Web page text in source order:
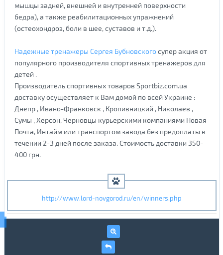
мышцы задней, внешней и внутренней поверхности
бедра), а также реабилитационных упражнений
(остеохондроз, боли в шее, суставов и т.д.).
Надежные тренажеры Сергея Бубновскогосупер акция от
популярного производителя спортивных тренажеров для
детей .
Производитель спортивных товаров Sportbiz.com.ua
доставку осуществляет к Вам домой по всей Украине :
Днепр , Ивано-Франковск , Кропивницкий , Николаев ,
Сумы , Херсон, Черновцы курьерскими компаниями Новая
Почта, Интайм или транспортом завода без предоплаты в
течении 2-3 дней после заказа. Стоимость доставки 350-
400 грн.
http://www.lord-novgorod.ru/en/winners.php